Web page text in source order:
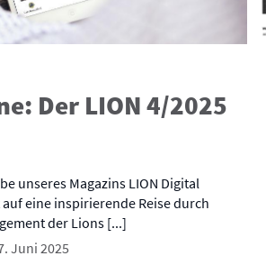
Der LION 4/2025
unseres Magazins LION Digital
eine inspirierende Reise durch
der Lions [...]
Juni 2025